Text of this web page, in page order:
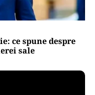
ce spune despre
sale